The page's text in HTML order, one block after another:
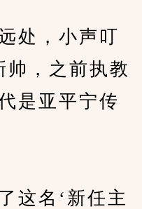
，小声叮
帅，之前执教
是亚平宁传
名‘新任主